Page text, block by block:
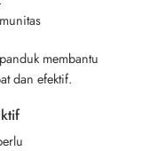
membantu
dan efektif.